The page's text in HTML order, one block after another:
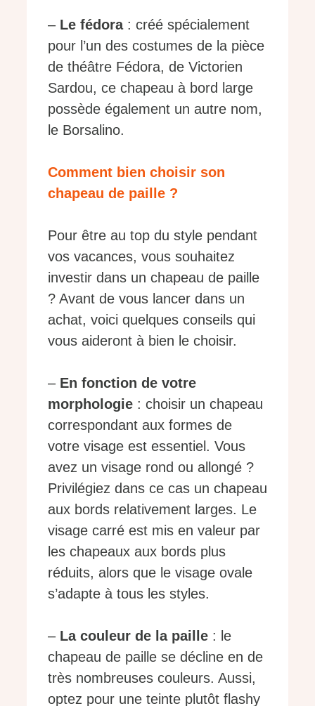
– Le fédora: créé spécialement
pour l’un des costumes de la pièce
de théâtre Fédora, de Victorien
Sardou, ce chapeau à bord large
possède également un autre nom,
le Borsalino.
Comment bien choisir son
chapeau de paille ?
Pour être au top du style pendant
vos vacances, vous souhaitez
investir dans un chapeau de paille
? Avant de vous lancer dans un
achat, voici quelques conseils qui
vous aideront à bien le choisir.
– En fonction de votre
morphologie : choisir un chapeau
correspondant aux formes de
votre visage est essentiel. Vous
avez un visage rond ou allongé ?
Privilégiez dans ce cas un chapeau
aux bords relativement larges. Le
visage carré est mis en valeur par
les chapeaux aux bords plus
réduits, alors que le visage ovale
s’adapte à tous les styles.
– La couleur de la paille : le
chapeau de paille se décline en de
très nombreuses couleurs. Aussi,
optez pour une teinte plutôt flashy